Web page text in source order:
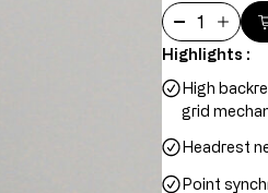
Highlights :
High
grid
Headrest
Point